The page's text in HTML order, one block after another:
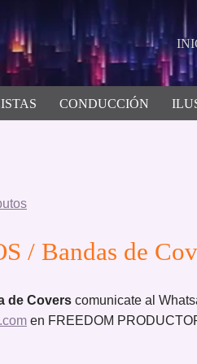
CONDUCCIÓN
/ Bandas de
de Covers comunicate al
en FREEDOM